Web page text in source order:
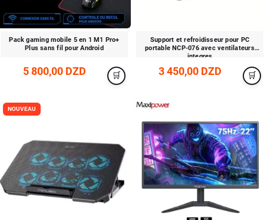
Pack gaming mobile 5 en 1 M1 Pro+
Plus sans fil pour Android
5 800,00 DZD
Support et refroidisseur pour PC
portable NCP-076 avec ventilateurs
integres
3 450,00 DZD
NOUVEAU